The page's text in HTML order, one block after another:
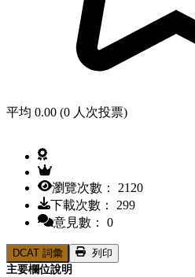
平均 0.00 (0 人次投票)
瀏覽次數： 2120
下載次數： 299
意見數： 0
DCAT 詞彙
列印
主要欄位說明